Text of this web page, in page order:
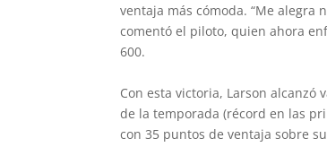
ventaja más cómoda. “Me alegra
comentó el piloto, quien ahora
600.
Con esta victoria, Larson alcanzó
de la temporada (récord en las
con 35 puntos de ventaja sobre